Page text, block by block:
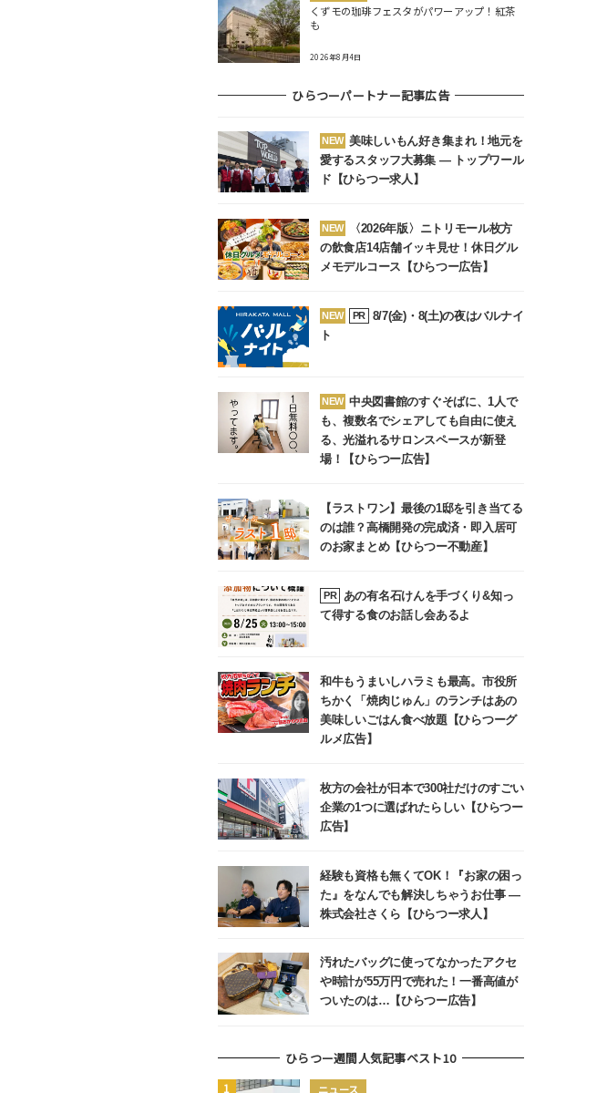
くずモの珈琲フェスタがパワーアップ！紅茶
も
2026年8月4日
ひらつーパートナー記事広告
NEW 美味しいもん好き集まれ！地元を
愛するスタッフ大募集 ― トップワール
ド【ひらつー求人】
NEW
〈2026年版〉ニトリモール枚方
の飲食店14店舗イッキ見せ！休日グル
メモデルコース【ひらつー広告】
NEW PR
8/7(金)・8(土)の夜はバルナイ
ト
NEW 中央図書館のすぐそばに、1人で
も、複数名でシェアしても自由に使え
る、光溢れるサロンスペースが新登
場！【ひらつー広告】
【ラストワン】最後の1邸を引き当てる
のは誰？高橋開発の完成済・即入居可
のお家まとめ【ひらつー不動産】
PR
あの有名石けんを手づくり&知っ
て得する食のお話し会あるよ
和牛もうまいしハラミも最高。市役所
ちかく「焼肉じゅん」のランチはあの
美味しいごはん食べ放題【ひらつーグ
ルメ広告】
枚方の会社が日本で300社だけのすごい
企業の1つに選ばれたらしい【ひらつー
広告】
経験も資格も無くてOK！『お家の困っ
た』をなんでも解決しちゃうお仕事 ―
株式会社さくら【ひらつー求人】
汚れたバッグに使ってなかったアクセ
や時計が55万円で売れた！一番高値が
ついたのは…【ひらつー広告】
ひらつー週間人気記事ベスト10
ニュース